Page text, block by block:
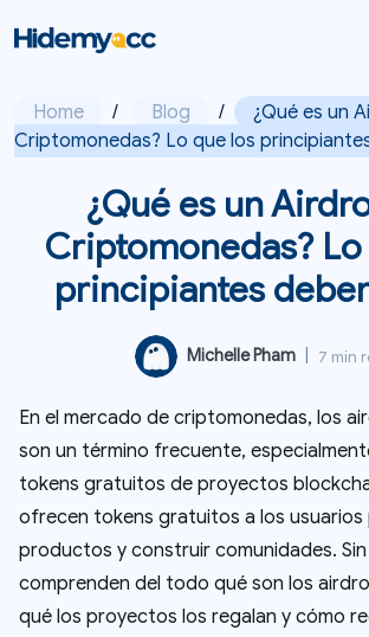
Home / Blog /
¿Qué es un
Criptomonedas? Lo que los
¿Qué es un
Criptomonedas?
principiantes
Michelle Pham 7 min
En el mercado de criptomonedas, los
son un término frecuente,
tokens gratuitos de proyectos
ofrecen tokens gratuitos a los
productos y construir comunidades.
comprenden del todo qué son los
qué los proyectos los regalan y cómo